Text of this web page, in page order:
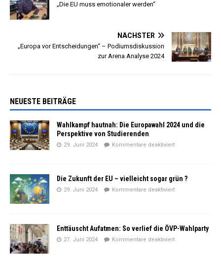
„Die EU muss emotionaler werden“
NÄCHSTER
„Europa vor Entscheidungen“ – Podiumsdiskussion
zur Arena Analyse 2024
NEUESTE BEITRÄGE
Wahlkampf hautnah: Die Europawahl 2024 und die
Perspektive von Studierenden
29. Juni 2024 Kommentare deaktiviert
Die Zukunft der EU – vielleicht sogar grün ?
29. Juni 2024 Kommentare deaktiviert
Enttäuscht Aufatmen: So verlief die ÖVP-Wahlparty
27. Juni 2024 Kommentare deaktiviert